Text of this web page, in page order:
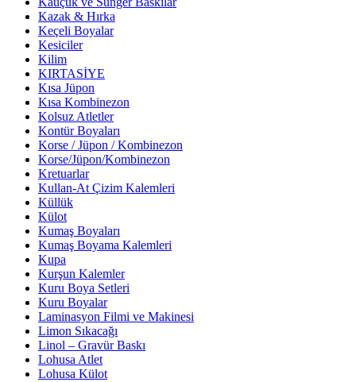
Kazak & Hırka
Keçeli Boyalar
Kesiciler
Kilim
KIRTASİYE
Kısa Jüpon
Kısa Kombinezon
Kolsuz Atletler
Kontür Boyaları
Korse / Jüpon / Kombinezon
Korse/Jüpon/Kombinezon
Kretuarlar
Kullan-At Çizim Kalemleri
Küllük
Külot
Kumaş Boyaları
Kumaş Boyama Kalemleri
Kupa
Kurşun Kalemler
Kuru Boya Setleri
Kuru Boyalar
Laminasyon Filmi ve Makinesi
Limon Sıkacağı
Linol – Gravür Baskı
Lohusa Atlet
Lohusa Külot